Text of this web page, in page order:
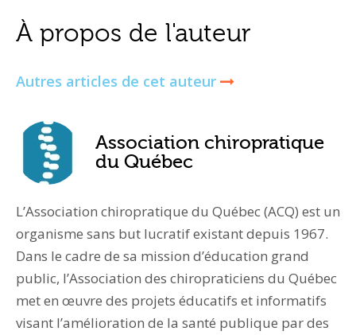
À propos de l'auteur
Autres articles de cet auteur
Association chiropratique
du Québec
L’Association chiropratique du Québec (ACQ) est un
organisme sans but lucratif existant depuis 1967.
Dans le cadre de sa mission d’éducation grand
public, l’Association des chiropraticiens du Québec
met en œuvre des projets éducatifs et informatifs
visant l’amélioration de la santé publique par des